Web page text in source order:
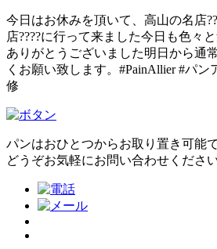
今日はお休みを頂いて、高山の名店
店????に行って来ました今日も色々
ありがとうございました明日から通
くお願い致します。#PainAllier #パ
修
パンはおひとつからお取り置き可能
どうぞお気軽にお問い合わせくださ